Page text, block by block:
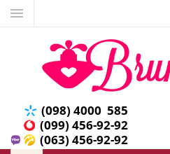
(098) 4000 585
(099) 456-92-92
(063) 456-92-92